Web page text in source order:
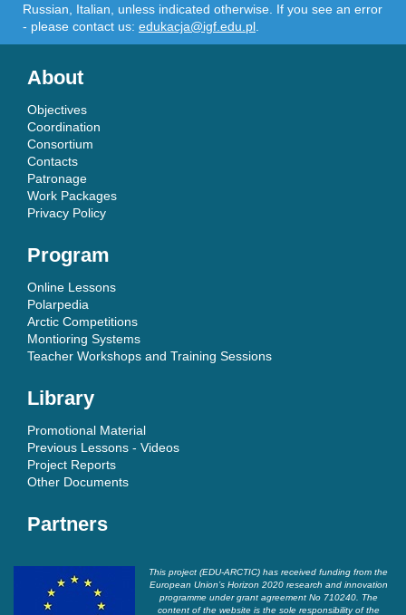
Russian, Italian, unless indicated otherwise. If you see an error
- please contact us: edukacja@igf.edu.pl
About
Objectives
Coordination
Consortium
Contacts
Patronage
Work Packages
Privacy Policy
Program
Online Lessons
Polarpedia
Arctic Competitions
Montioring Systems
Teacher Workshops and Training Sessions
Library
Promotional Material
Previous Lessons - Videos
Project Reports
Other Documents
Partners
This project (EDU-ARCTIC) has received funding from the
European Union’s Horizon 2020 research and innovation
programme under grant agreement No 710240. The
content of the website is the sole responsibility of the